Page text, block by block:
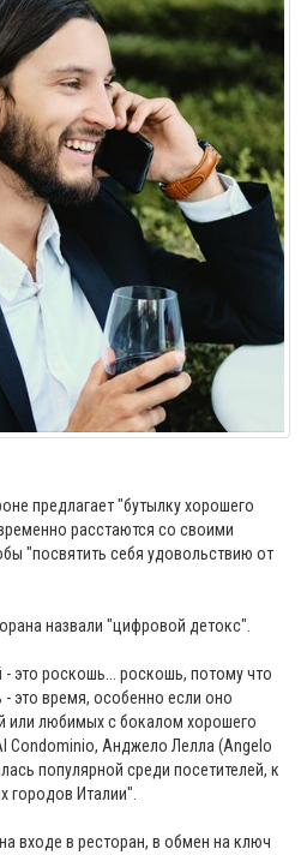
предлагает "бутылку хорошего
расстаются со своими
"посвятить себя удовольствию от
назвали "цифровой детокс".
- это роскошь... роскошь, потому что
это время, особенно если оно
или любимых с бокалом хорошего
Condominio, Анджело Лелла (Angelo
популярной среди посетителей, к
городов Италии".
входе в ресторан, в обмен на ключ